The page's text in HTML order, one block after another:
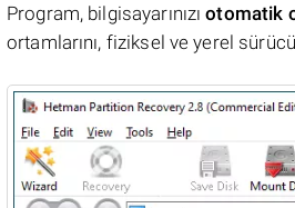
Program, bilgisayarınızıotomatik
ortamlarını, fiziksel ve yerel